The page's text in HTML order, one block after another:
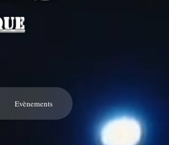
Evènements